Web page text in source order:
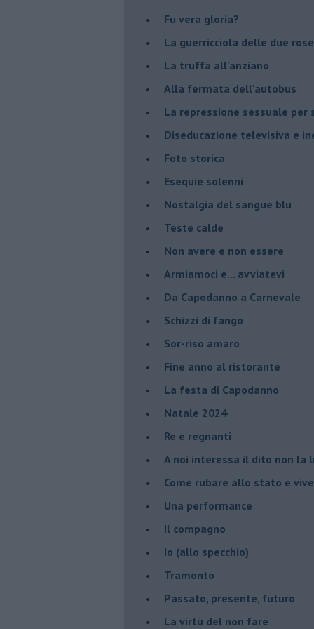
Fu vera gloria?
La guerricciola delle due rose
La truffa all'anziano
Alla fermata dell'autobus
La repressione sessuale per
Diseducazione televisiva e
Foto storica
Esequie solenni
Nostalgia del sangue blu
Teste calde
Non avere e non essere
Armiamoci e... avviatevi
Da Capodanno a Carnevale
Schizzi di fango
Sor-riso amaro
Fine anno al ristorante
La festa di Capodanno
Natale 2024
Re e regnanti
A noi interessa il dito non la
Come rubare allo stato e
Una performance
Il compagno
​Io (allo specchio)
Tramonto
Passato, presente, futuro
La virtù del non fare